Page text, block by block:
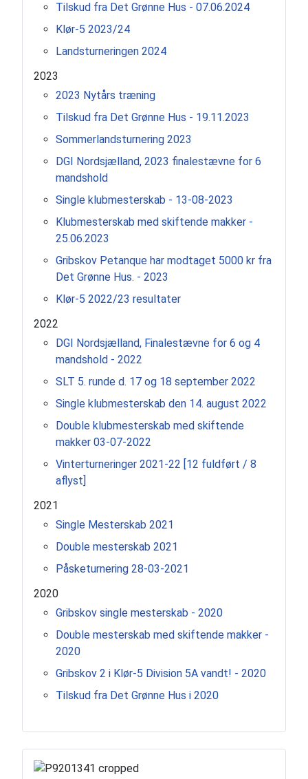
Tilskud fra Det Grønne Hus - 07.06.2024
Klør-5 2023/24
Landsturneringen 2024
2023
2023 Nytårs træning
Tilskud fra Det Grønne Hus - 19.11.2023
Sommerlandsturnering 2023
DGI Nordsjælland, 2023 finalestævne for 6
mandshold
Single klubmesterskab - 13-08-2023
Klubmesterskab med skiftende makker -
25.06.2023
Gribskov Petanque har modtaget 5000 kr fra
Det Grønne Hus. - 2023
Klør-5 2022/23 resultater
2022
DGI Nordsjælland, Finalestævne for 6 og 4
mandshold - 2022
SLT 5. runde d. 17 og 18 september 2022
Single klubmesterskab den 14. august 2022
Double klubmesterskab med skiftende
makker 03-07-2022
Vinterturneringer 2021-22 [12 fuldført / 8
aflyst]
2021
Single Mesterskab 2021
Double mesterskab 2021
Påsketurnering 28-03-2021
2020
Gribskov single mesterskab - 2020
Double mesterskab med skiftende makker -
2020
Gribskov 2 i Klør-5 Division 5A vandt! - 2020
Tilskud fra Det Grønne Hus i 2020